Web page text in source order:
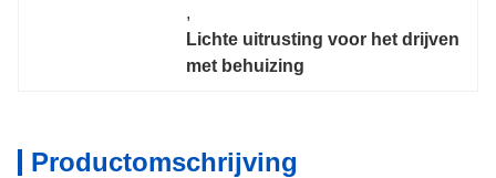
,
Lichte uitrusting voor het drijven
met behuizing
Productomschrijving